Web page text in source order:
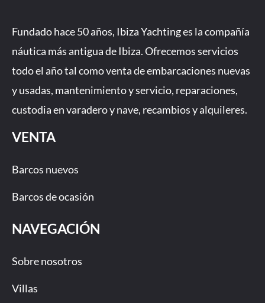
b
o
o
k
-
f
a
g
r
a
m
u
e
Fundado hace 50 años, Ibiza Yachting es la compañía
náutica más antigua de Ibiza. Ofrecemos servicios
todo el año tal como venta de embarcaciones nuevas
y usadas, mantenimiento y servicio, reparaciones,
custodia en varadero y nave, recambios y alquileres.
VENTA
Barcos nuevos
Barcos de ocasión
NAVEGACIÓN
Sobre nosotros
Villas